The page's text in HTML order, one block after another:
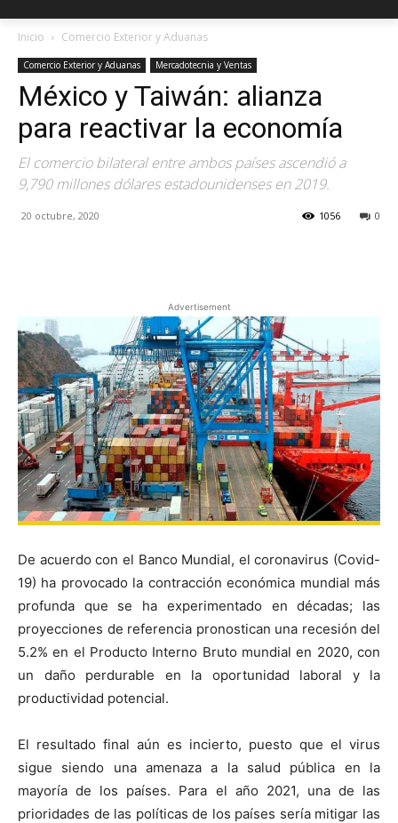
Inicio Comercio Exterior y Aduanas
Comercio Exterior y Aduanas Mercadotecnia y Ventas
México y Taiwán: alianza
para reactivar la economía
El comercio bilateral entre ambos países ascendió a
9,790 millones dólares estadounidenses en 2019.
20 octubre, 2020 0
1056
Advertisement
De acuerdo con el Banco Mundial, el coronavirus (Covid-
19) ha provocado la contracción económica mundial más
profunda que se ha experimentado en décadas; las
proyecciones de referencia pronostican una recesión del
5.2% en el Producto Interno Bruto mundial en 2020, con
un daño perdurable en la oportunidad laboral y la
productividad potencial.
El resultado final aún es incierto, puesto que el virus
sigue siendo una amenaza a la salud pública en la
mayoría de los países. Para el año 2021, una de las
prioridades de las políticas de los países sería mitigar las